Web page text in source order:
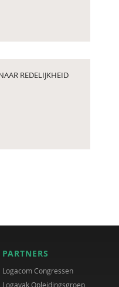
REDELIJKHEID
PARTNERS
Logacom Congressen
Logavak Opleidingsgroep